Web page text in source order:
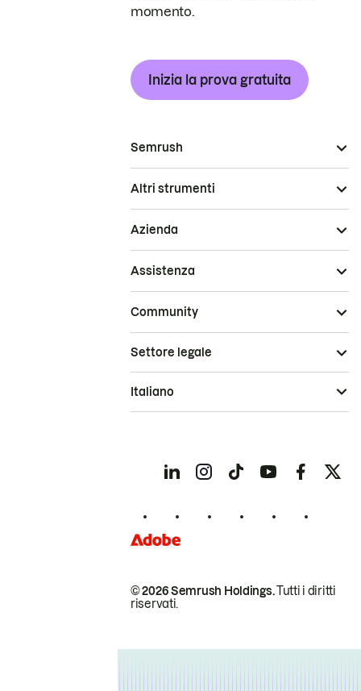
momento.
Inizia la prova gratuita
Semrush
Altri strumenti
Azienda
Assistenza
Community
© 2026 Semrush Holdings.Tutti i diritti
riservati.
Settore legale
Italiano